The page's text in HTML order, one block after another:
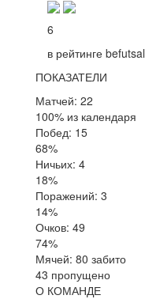
6
в рейтинге befutsal
ПОКАЗАТЕЛИ
Матчей: 22
100% из календаря
Побед: 15
68%
Ничьих: 4
18%
Поражений: 3
14%
Очков: 49
74%
Мячей: 80 забито
43 пропущено
О КОМАНДЕ